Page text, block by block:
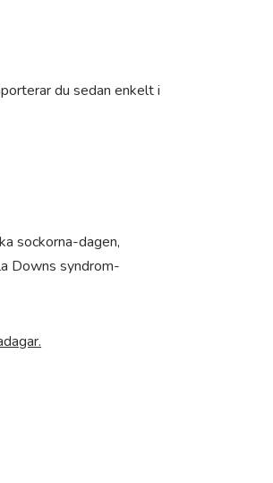
du sedan enkelt i
sockorna-dagen,
Downs syndrom-